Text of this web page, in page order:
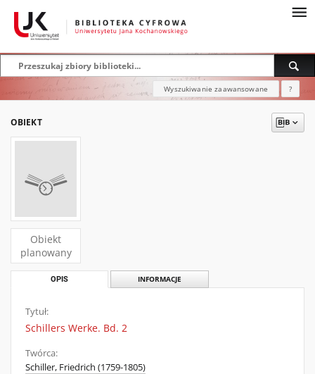
Wyszukiwanie zaawansowane ?
OBIEKT
Obiekt
planowany
OPIS INFORMACJE
Tytuł:
Schillers Werke. Bd. 2
Twórca:
Schiller, Friedrich (1759-1805)